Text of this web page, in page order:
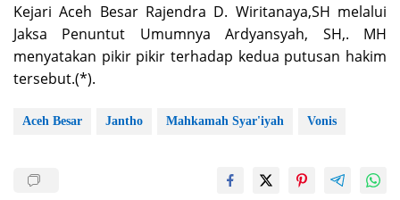
Kejari Aceh Besar Rajendra D. Wiritanaya,SH melalui
Jaksa Penuntut Umumnya Ardyansyah, SH,. MH
menyatakan pikir pikir terhadap kedua putusan hakim
tersebut.(*).
Aceh Besar Jantho Mahkamah Syar'iyah Vonis